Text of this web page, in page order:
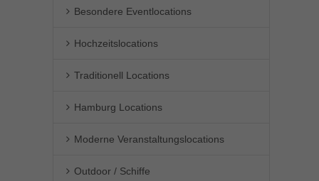
Besondere Eventlocations
Hochzeitslocations
Traditionell Locations
Hamburg Locations
Moderne Veranstaltungslocations
Outdoor / Schiffe
powered by Borlabs Cookie Datenschutzerklärung